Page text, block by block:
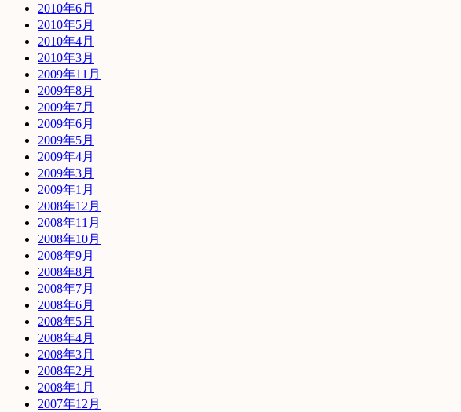
2010年6月
2010年5月
2010年4月
2010年3月
2009年11月
2009年8月
2009年7月
2009年6月
2009年5月
2009年4月
2009年3月
2009年1月
2008年12月
2008年11月
2008年10月
2008年9月
2008年8月
2008年7月
2008年6月
2008年5月
2008年4月
2008年3月
2008年2月
2008年1月
2007年12月